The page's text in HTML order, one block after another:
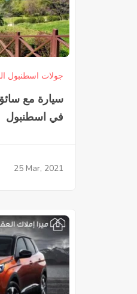
جولات اسطنبول
سيارة مع
في اسطنبول
25 Mar, 2021